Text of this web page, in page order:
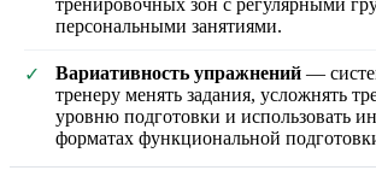
тренировочных зон с регулярными
персональными занятиями.
✓ Вариативность упражнений —
тренеру менять задания, усложнять
уровню подготовки и использовать
форматах функциональной